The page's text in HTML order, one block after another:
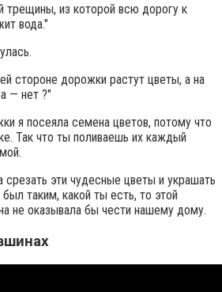
трещины, из которой всю дорогу к
вода."
стороне дорожки растут цветы, а на
— нет ?"
я посеяла семена цветов, потому что
Так что ты поливаешь их каждый
эти чудесные цветы и украшать
таким, какой ты есть, то этой
не оказывала бы чести нашему дому.